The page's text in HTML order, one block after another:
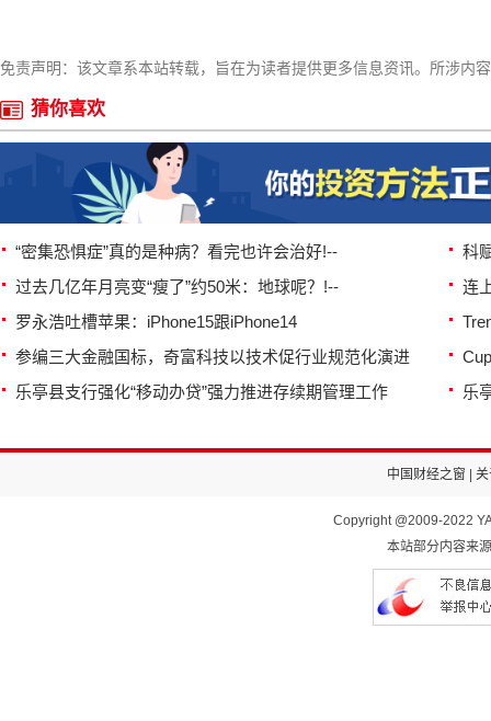
免责声明：该文章系本站转载，旨在为读者提供更多信息资讯。所涉内
猜你喜欢
“密集恐惧症”真的是种病？看完也许会治好!--
科
过去几亿年月亮变“瘦了”约50米：地球呢？!--
连
罗永浩吐槽苹果：iPhone15跟iPhone14
参编三大金融国标，奇富科技以技术促行业规范化演进
乐亭县支行强化“移动办贷”强力推进存续期管理工作
乐
中国财经之窗 关
Copyright @2009-2022
本站部分内容来